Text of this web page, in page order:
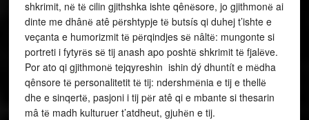
shkrimit, nё tё cilin gjithshka ishte qênёsore, jo gjithmonё ai
dinte me dhânё atê pёrshtypje tё butsís qi duhej t’ishte e
veçanta e humorizmit tё pёrqindjes sё nâltё: mungonte si
portreti i fytyrёs sё tij anash apo poshtё shkrimit tё fjalёve.
Por ato qi gjithmonё tejqyreshin ishin dý dhuntít e mёdha
qênsore tё personalitetit tё tij: ndershmёnia e tij e thellё
dhe e sinqertё, pasjoni i tij pёr atê qi e mbante si thesarin
mâ tё madh kulturuer t’atdheut, gjuhёn e tij.